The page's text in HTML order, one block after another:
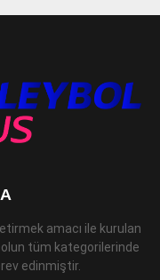
amacı ile kurulan
tüm kategorilerinde
edinmiştir.